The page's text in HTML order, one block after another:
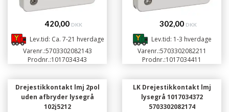
420,00 DKK
Lev.tid: Ca. 7-21 hverdage
Varenr.:5703302082143
Prodnr.:1017034343
302,00 DKK
Lev.tid: 1-3 hverdage
Varenr.:5703302082211
Prodnr.:1017034411
Drejestikkontakt lmj 2pol
uden afbryder lysegrå
102j5212
LK Drejestikkontakt lmj
lysegrå 1017034372
5703302082174